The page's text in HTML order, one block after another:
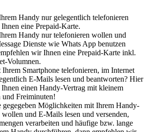
Handy nur gelegentlich telefonieren
eine Prepaid-Karte.
Handy nur telefonieren wollen und
Dienste wie Whats App benutzen
wir Ihnen eine Prepaid-Karte inkl.
Volumnen.
Smartphone telefonieren, im Internet
E-Mails lesen und beantworten? Hier
einen Handy-Vertrag mit kleinem
und Freiminuten!
gegegeben Möglichkeiten mit Ihrem Handy-
wollen und E-Mails lesen und versenden,
verarbeiten und häufige bzw. lange